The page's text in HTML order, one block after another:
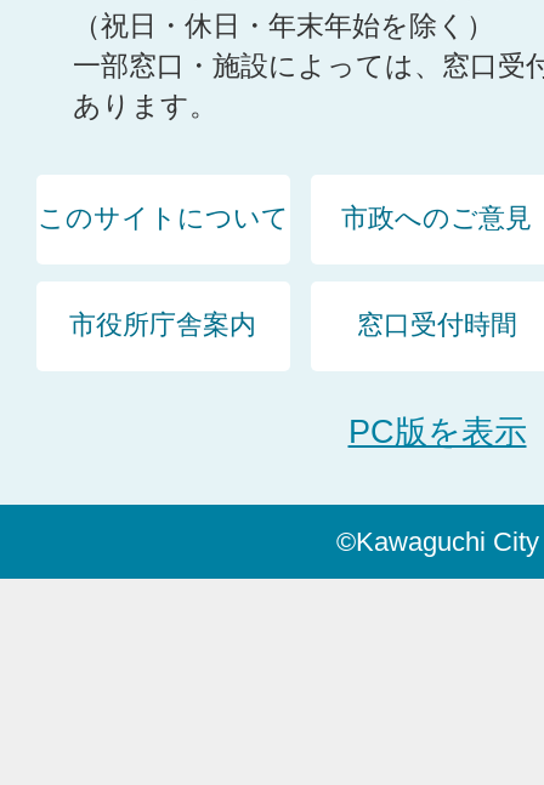
（祝日・休日・年末年始を除く）
一部窓口・施設によっては、窓口受
あります。
このサイトについて 市政へのご意見
市役所庁舎案内 窓口受付時間
PC版を表示
©Kawaguchi City